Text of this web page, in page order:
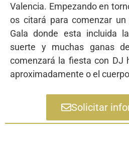
Valencia. Empezando en
os citará para comenzar
Gala donde esta incluida
suerte y muchas ganas
comenzará la fiesta con DJ
aproximadamente o el
Solicitar